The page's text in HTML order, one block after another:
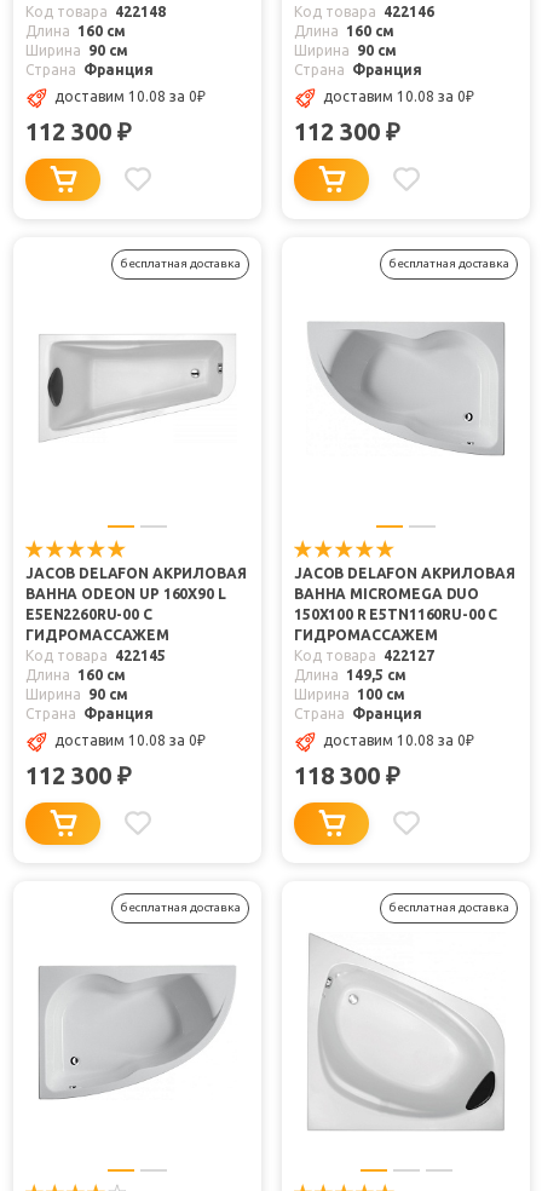
Код товара
422148
Длина
160 см
Ширина
90 см
Страна
Франция
доставим 10.08 за 0₽
112 300 ₽
Код товара
422146
Длина
160 см
Ширина
90 см
Страна
Франция
доставим 10.08 за 0₽
112 300 ₽
бесплатная доставка
JACOB DELAFON АКРИЛОВАЯ
ВАННА ODEON UP 160X90 L
E5EN2260RU-00 С
ГИДРОМАССАЖЕМ
Код товара
422145
Длина
160 см
Ширина
90 см
Страна
Франция
доставим 10.08 за 0₽
112 300 ₽
бесплатная доставка
JACOB DELAFON АКРИЛОВАЯ
ВАННА MICROMEGA DUO
150X100 R E5TN1160RU-00 С
ГИДРОМАССАЖЕМ
Код товара
422127
Длина
149,5 см
Ширина
100 см
Страна
Франция
доставим 10.08 за 0₽
118 300 ₽
бесплатная доставка бесплатная доставка